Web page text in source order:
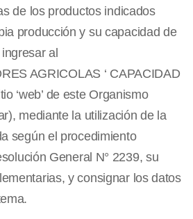
de los productos indicados
producción y su capacidad de
al
AGRICOLAS ‘ CAPACIDAD
‘web’ de este Organismo
mediante la utilización de la
según el procedimiento
General N° 2239, su
y consignar los datos